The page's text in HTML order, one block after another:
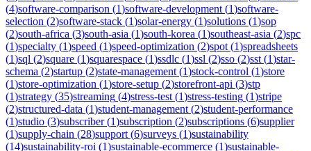
(4)software-comparison (1)software-development (1)software-
selection (2)software-stack (1)solar-energy (1)solutions (1)sop
(2)south-africa (3)south-asia (1)south-korea (1)southeast-asia (2)spc
(1)specialty (1)speed (1)speed-optimization (2)spot (1)spreadsheets
(1)sql (2)square (1)squarespace (1)ssdlc (1)ssl (2)sso (2)sst (1)star-
schema (2)startup (2)state-management (1)stock-control (1)store
(1)store-optimization (1)store-setup (2)storefront-api (3)stp
(1)strategy (35)streaming (4)stress-test (1)stress-testing (1)stripe
(2)structured-data (1)student-management (2)student-performance
(1)studio (3)subscriber(1)subscription (2)subscriptions (6)supplier
(1)supply-chain (28)support (6)surveys (1)sustainability
(14)sustainability-roi (1)sustainable-ecommerce (1)sustainable-